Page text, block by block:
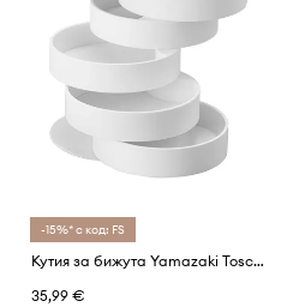
-15%* с код: FS
Кутия за бижута Yamazaki Tosca
35,99 €